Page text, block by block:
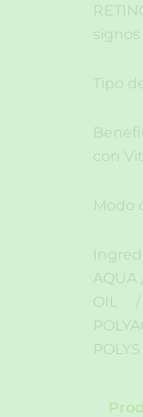
Tipo
con
Modo
AQUA
OIL /